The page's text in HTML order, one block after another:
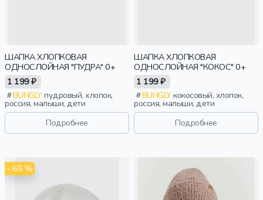
ШАПКА ХЛОПКОВАЯ
ОДНОСЛОЙНАЯ "ПУДРА" 0+
1 199 ₽
BUNGLYпудровый, хлопок,
россия, малыши, дети
Подробнее
ШАПКА ХЛОПКОВАЯ
ОДНОСЛОЙНАЯ "КОКОС" 0+
1 199 ₽
BUNGLYкокосовый, хлопок,
россия, малыши, дети
Подробнее
- 65 %